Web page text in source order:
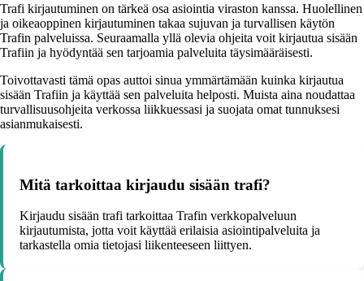
Trafi kirjautuminen on tärkeä osa asiointia viraston kanssa. Huolellinen
ja oikeaoppinen kirjautuminen takaa sujuvan ja turvallisen käytön
Trafin palveluissa. Seuraamalla yllä olevia ohjeita voit kirjautua sisään
Trafiin ja hyödyntää sen tarjoamia palveluita täysimääräisesti.
Toivottavasti tämä opas auttoi sinua ymmärtämään kuinka kirjautua
sisään Trafiin ja käyttää sen palveluita helposti. Muista aina noudattaa
turvallisuusohjeita verkossa liikkuessasi ja suojata omat tunnuksesi
asianmukaisesti.
Mitä tarkoittaa kirjaudu sisään trafi?
Kirjaudu sisään trafi tarkoittaa Trafin verkkopalveluun
kirjautumista, jotta voit käyttää erilaisia asiointipalveluita ja
tarkastella omia tietojasi liikenteeseen liittyen.